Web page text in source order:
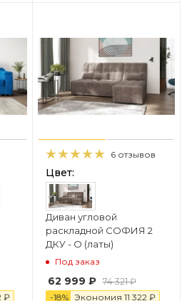
₽
6 отзывов
Цвет:
Диван угловой
раскладной СОФИЯ 2
ДКУ - О (латы)
Под заказ
62 999 ₽ 74 321 ₽
-18% Экономия 11 322 ₽